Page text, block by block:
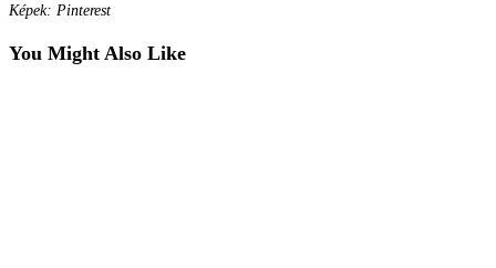
Képek: Pinterest
You Might Also Like